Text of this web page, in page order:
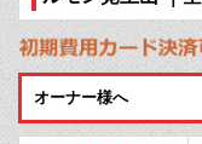
オーナー様へ